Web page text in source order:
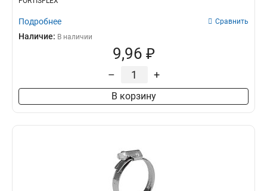
Подробнее Сравнить
Наличие: В наличии
9,96 ₽
– +
В корзину